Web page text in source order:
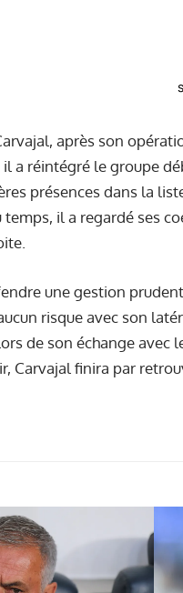
après son
a réintégré le groupe
présences dans la
il a regardé ses
une gestion
risque avec son
de son échange avec
Carvajal finira par